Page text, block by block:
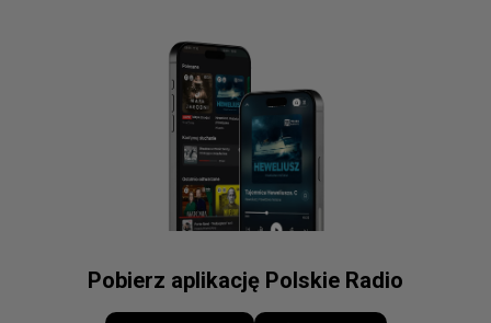
Pobierz aplikację Polskie Radio